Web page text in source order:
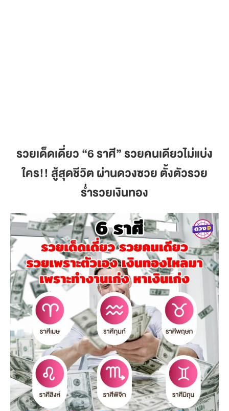
รวยเด็ดเดี่ยว“6 ราศี” รวยคนเดียวไม่แบ่ง
ใคร!! สู้สุดชีวิต ผ่านดวงซวย ตั้งตัวรวย
ร่ำรวยเงินทอง